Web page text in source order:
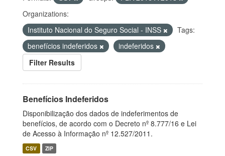
Organizations:
Instituto Nacional do Seguro Social - INSS
Tags:
benefícios indeferidos
indeferidos
Filter Results
Benefícios Indeferidos
Disponibilização dos dados de indeferimentos de
benefícios, de acordo com o Decreto nº 8.777/16 e Lei
de Acesso à Informação nº 12.527/2011.
CSV ZIP